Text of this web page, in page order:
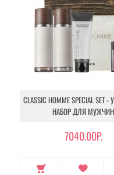
CLASSIC HOMME SPECIAL
НАБОР ДЛЯ МУЖЧИН
7040.00Р.